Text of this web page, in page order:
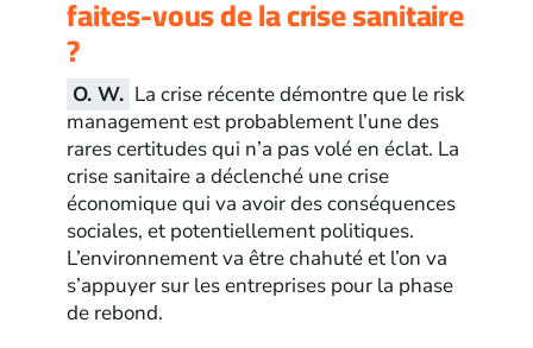
faites-vous de la crise sanitaire
?
O. W. La crise récente démontre que le risk
management est probablement l’une des
rares certitudes qui n’a pas volé en éclat. La
crise sanitaire a déclenché une crise
économique qui va avoir des conséquences
sociales, et potentiellement politiques.
L’environnement va être chahuté et l’on va
s’appuyer sur les entreprises pour la phase
de rebond.